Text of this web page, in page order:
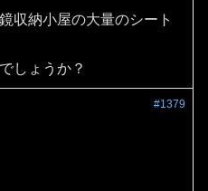
収納小屋の大量のシート
しょうか？
#1379